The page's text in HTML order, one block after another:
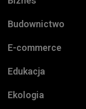
Budownictwo
E-commerce
Edukacja
Ekologia